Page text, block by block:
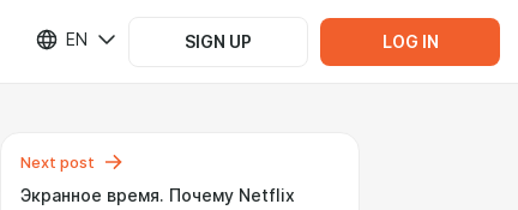
EN SIGN UP LOG IN
Next post
Экранное время. Почему Netflix